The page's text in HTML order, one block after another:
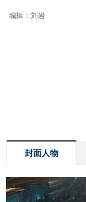
编辑：刘岩
封面人物